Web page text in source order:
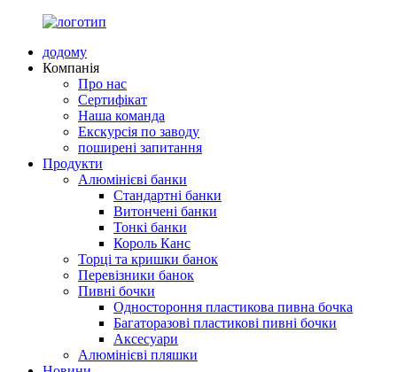
додому
Компанія
Про нас
Сертифікат
Наша команда
Екскурсія по заводу
поширені запитання
Продукти
Алюмінієві банки
Стандартні банки
Витончені банки
Тонкі банки
Король Канс
Торці та кришки банок
Перевізники банок
Пивні бочки
Одностороння пластикова пивна бочка
Багаторазові пластикові пивні бочки
Аксесуари
Алюмінієві пляшки